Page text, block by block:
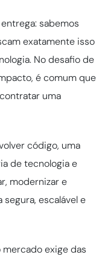
sabemos
exatamente isso
No desafio de
é comum que
uma
código, uma
de tecnologia e
modernizar e
escalável e
exige das